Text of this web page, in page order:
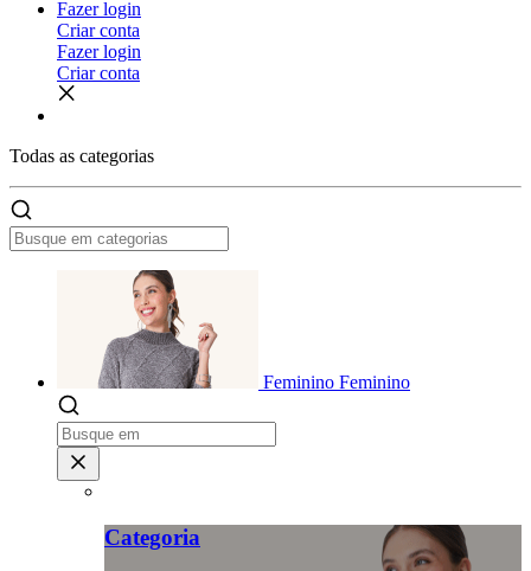
Fazer login
Criar conta
Fazer login
Criar conta
Todas as categorias
Feminino Feminino
Categoria